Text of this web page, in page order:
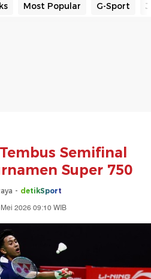
Most Popular G-Sport
Semifinal
Super 750
- detikSport
2026 09:10 WIB